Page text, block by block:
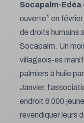
Socapalm-Edéa
ouverte4 en
de droits humains
Socapalm. Un
villageois-es
palmiers à huile
Janvier,
endroit 6 000
revendiquer leurs